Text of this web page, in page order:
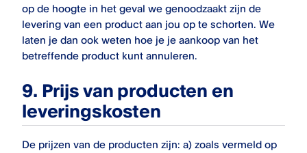
op de hoogte in het geval we genoodzaakt zijn de
levering van een product aan jou op te schorten. We
laten je dan ook weten hoe je je aankoop van het
betreffende product kunt annuleren.
9. Prijs van producten en
leveringskosten
De prijzen van de producten zijn: a) zoals vermeld op